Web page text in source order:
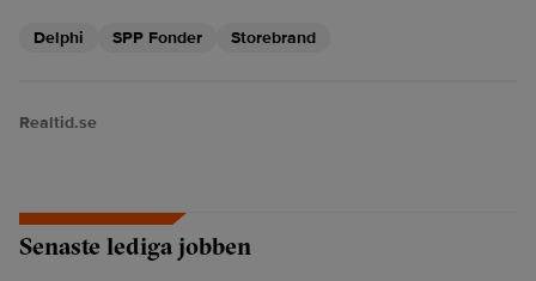
Delphi SPP Fonder Storebrand
Realtid.se
Senaste lediga jobben